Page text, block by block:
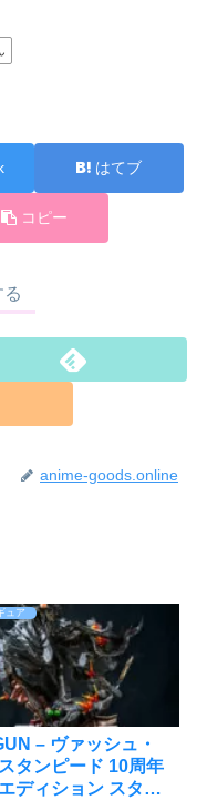
はてブ
コピー
anime-goods.online
ュア
– ヴァッシュ・
タンピード 10周年
ディション スタチ